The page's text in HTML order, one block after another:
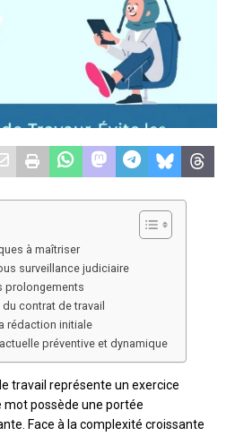
à maîtriser
surveillance judiciaire
prolongements
contrat de travail
rédaction initiale
préventive et dynamique
travail représente un exercice
mot possède une portée
Face à la complexité croissante